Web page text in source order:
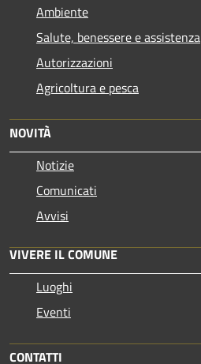
Ambiente
Salute, benessere e assistenza
Autorizzazioni
Agricoltura e pesca
NOVITÀ
Notizie
Comunicati
Avvisi
VIVERE IL COMUNE
Luoghi
Eventi
CONTATTI